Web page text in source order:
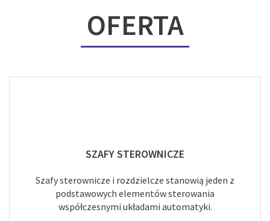
OFERTA
SZAFY STEROWNICZE
Szafy sterownicze i rozdzielcze stanowią jeden z
podstawowych elementów sterowania
współczesnymi układami automatyki.